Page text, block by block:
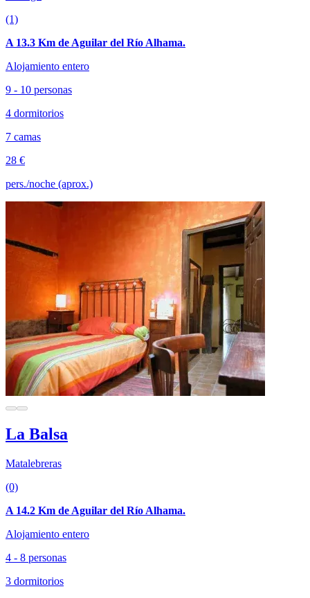
(1)
A 13.3 Km de Aguilar del Río Alhama.
Alojamiento entero
9 - 10 personas
4 dormitorios
7 camas
28 €
pers./noche (aprox.)
La Balsa
Matalebreras
(0)
A 14.2 Km de Aguilar del Río Alhama.
Alojamiento entero
4 - 8 personas
3 dormitorios